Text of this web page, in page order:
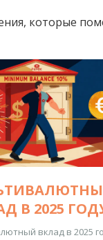
которые
В 2025
СТОИТ ЛИ
вклад в 2025